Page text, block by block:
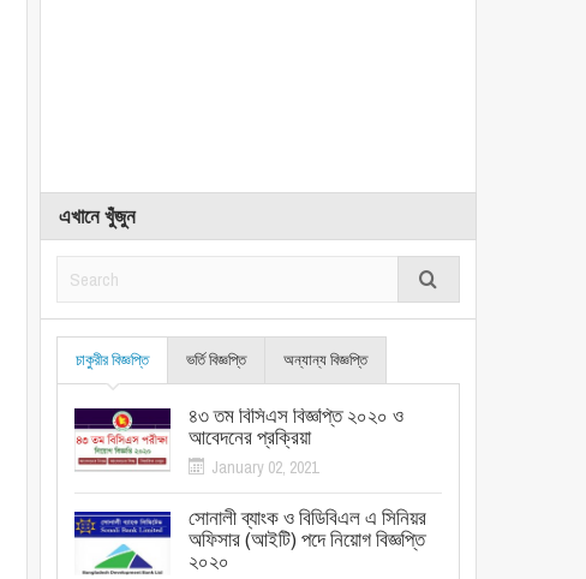
এখানে খুঁজুন
চাকুরীর বিজ্ঞপ্তি ভর্তি বিজ্ঞপ্তি অন্যান্য বিজ্ঞপ্তি
৪৩ তম বিসিএস বিজ্ঞপ্তি ২০২০ ও
আবেদনের প্রক্রিয়া
January 02, 2021
সোনালী ব্যাংক ও বিডিবিএল এ সিনিয়র
অফিসার (আইটি) পদে নিয়োগ বিজ্ঞপ্তি
২০২০